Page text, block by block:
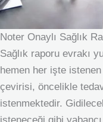
Noter Onaylı Sağlık
Sağlık raporu evrakı
hemen her işte
çevirisi, öncelikle
istenmektedir.